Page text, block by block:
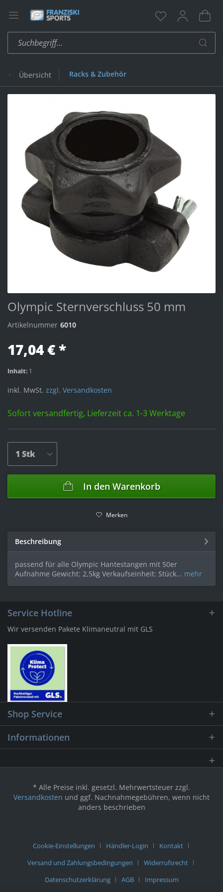
Übersicht Racks & Zubehör
Olympic Sternverschluss 50 mm
Artikelnummer 6010
17,04 € *
Inhalt: 1
inkl. MwSt. zzgl. Versandkosten
Sofort versandfertig, Lieferzeit ca. 1-3 Werktage
In den Warenkorb
Merken
Beschreibung
passend für alle Olympic Hantestangen mit 50er
Aufnahme Gewicht: 2,5kg Verkaufseinheit: Stück... mehr
Service Hotline
Wir versenden Pakete Klimaneutral mit GLS
Shop Service
Informationen
* Alle Preise inkl. gesetzl. Mehrwertsteuer zzgl.
Versandkosten und ggf. Nachnahmegebühren, wenn nicht
anders beschrieben
Cookie-Einstellungen Händler-Login
Kontakt
Versand und Zahlungsbedingungen
Widerrufsrecht
Datenschutzerklärung
AGB Impressum